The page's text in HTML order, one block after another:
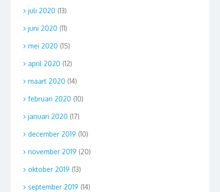
juli 2020 (13)
juni 2020 (11)
mei 2020 (15)
april 2020 (12)
maart 2020 (14)
februari 2020 (10)
januari 2020 (17)
december 2019 (10)
november 2019 (20)
oktober 2019 (13)
september 2019 (14)